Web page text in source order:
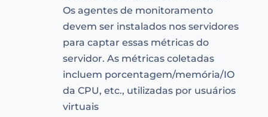
Os agentes de monitoramento
devem ser instalados nos servidores
para captar essas métricas do
servidor. As métricas coletadas
incluem porcentagem/memória/IO
da CPU, etc., utilizadas por usuários
virtuais